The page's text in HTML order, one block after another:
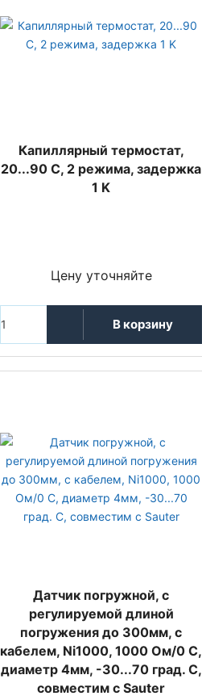
Капиллярный термостат,
20...90 С, 2 режима, задержка
1 K
Цену уточняйте
В корзину
Датчик погружной, с
регулируемой длиной
погружения до 300мм, с
кабелем, Ni1000, 1000 Oм/0 С,
диаметр 4мм, -30...70 град. C,
совместим с Sauter